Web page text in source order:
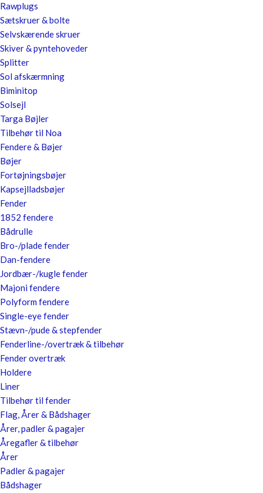
Rawplugs
Sætskruer & bolte
Selvskærende skruer
Skiver & pyntehoveder
Splitter
Sol afskærmning
Biminitop
Solsejl
Targa Bøjler
Tilbehør til Noa
Fendere & Bøjer
Bøjer
Fortøjningsbøjer
Kapsejlladsbøjer
Fender
1852 fendere
Bådrulle
Bro-/plade fender
Dan-fendere
Jordbær-/kugle fender
Majoni fendere
Polyform fendere
Single-eye fender
Stævn-/pude & stepfender
Fenderline-/overtræk & tilbehør
Fender overtræk
Holdere
Liner
Tilbehør til fender
Flag, Årer & Bådshager
Årer, padler & pagajer
Åregafler & tilbehør
Årer
Padler & pagajer
Bådshager